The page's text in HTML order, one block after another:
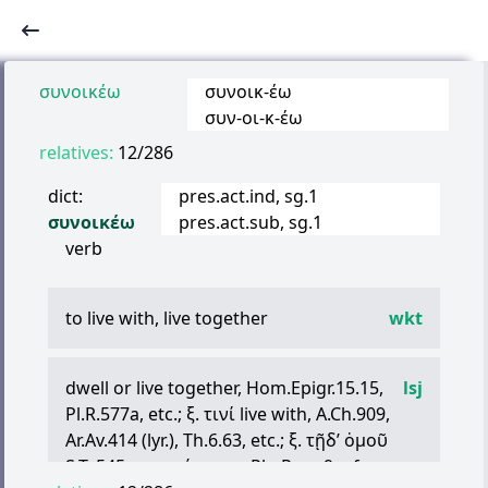
συνοικέω συνοικ-έω
συν-οι-κ-έω
relatives: 12/286
dict:
συνοικέω
verb
pres.act.ind, sg.1
pres.act.sub, sg.1
wkt
to live with, live together
lsj
dwell or live together, Hom.Epigr.15.15,
Pl.R.577a, etc.; ξ. τινί live with, A.Ch.909,
Ar.Av.414 (lyr.), Th.6.63, etc.; ξ. τῇδ’ὁμοῦ
S.Tr.545;
μετά
Plu.Rom.9; of